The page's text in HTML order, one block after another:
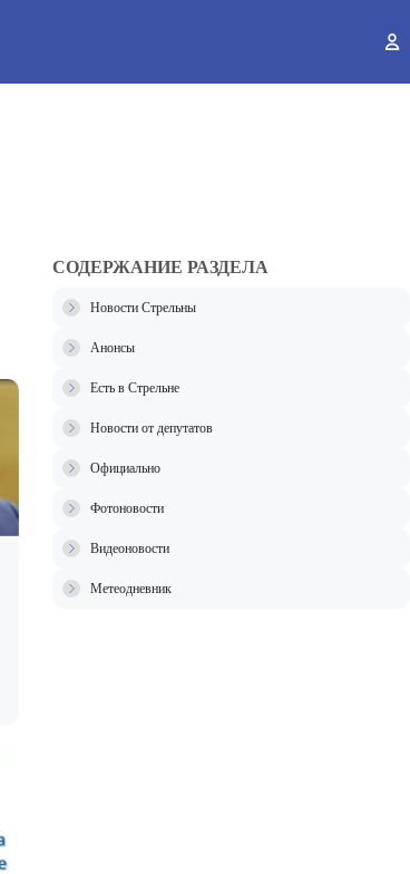
СОДЕРЖАНИЕ РАЗДЕЛА
Новости Стрельны
Анонсы
Есть в Стрельне
Новости от депутатов
Официально
Фотоновости
Видеоновости
Метеодневник